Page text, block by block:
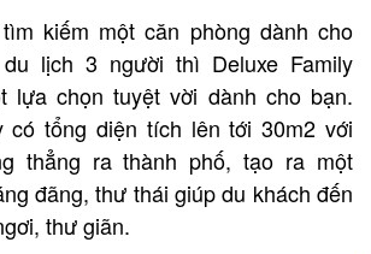
kiếm một căn phòng dành cho
lịch 3 người thì Deluxe Family
lựa chọn tuyệt vời dành cho bạn.
có tổng diện tích lên tới 30m2 với
thẳng ra thành phố, tạo ra một
đãng, thư thái giúp du khách đến
thư giãn.